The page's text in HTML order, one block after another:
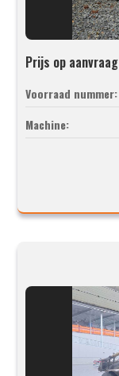
Prijs op aanvraag
Voorraad nummer:
Machine: